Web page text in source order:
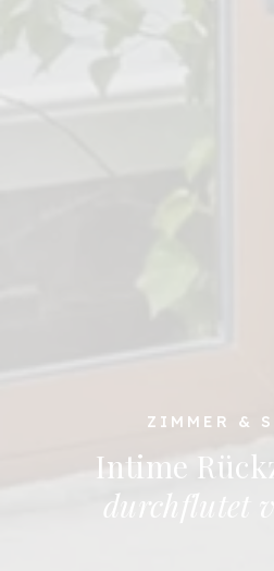
ZIMMER &
Intime
durchflutet